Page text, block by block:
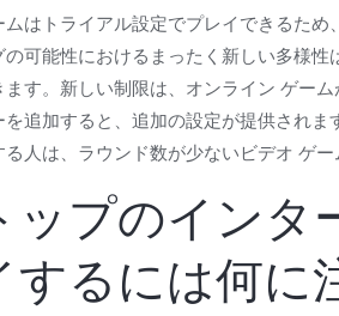
ムはトライアル設定でプレイできるた
の可能性におけるまったく新しい多様
ます。新しい制限は、オンライン ゲー
を追加すると、追加の設定が提供され
る人は、ラウンド数が少ないビデオ ゲー
ップのイン
するには何に